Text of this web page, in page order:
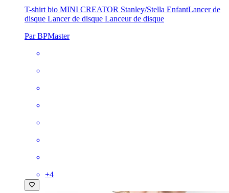
T-shirt bio MINI CREATOR Stanley/Stella EnfantLancer de
disque Lancer de disque Lanceur de disque
Par BPMaster
+4